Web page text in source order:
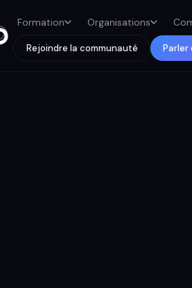
Formation Organisations
Rejoindre la communauté Parler